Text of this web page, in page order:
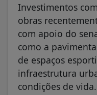
Investimentos
obras
com apoio do
como a
de espaços
infraestrutura
condições de vida.